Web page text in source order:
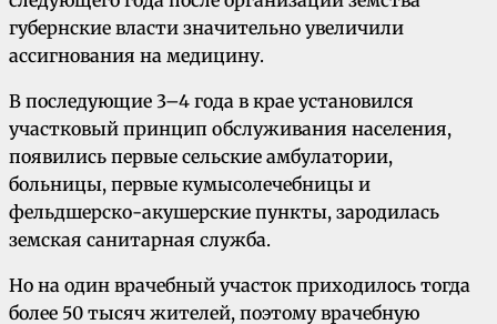
губернские власти значительно увеличили
ассигнования на медицину.
В последующие 3–4 года в крае установился
участковый принцип обслуживания населения,
появились первые сельские амбулатории,
больницы, первые кумысолечебницы и
фельдшерско-акушерские пункты, зародилась
земская санитарная служба.
Но на один врачебный участок приходилось тогда
более 50 тысяч жителей, поэтому врачебную